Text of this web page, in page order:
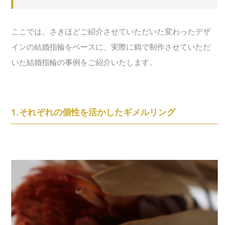
ここでは、さきほどご紹介させていただいた変わったデザ
インの結婚指輪をベースに、実際に鶴で制作させていただ
いた結婚指輪の事例をご紹介いたします。
1.それぞれの個性を活かしたギメルリング